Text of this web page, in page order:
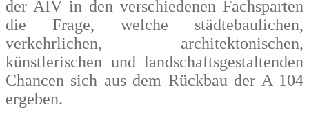
der AIV in den verschiedenen Fachsparten
die Frage, welche städtebaulichen,
verkehrlichen, architektonischen,
künstlerischen und landschaftsgestaltenden
Chancen sich aus dem Rückbau der A 104
ergeben.